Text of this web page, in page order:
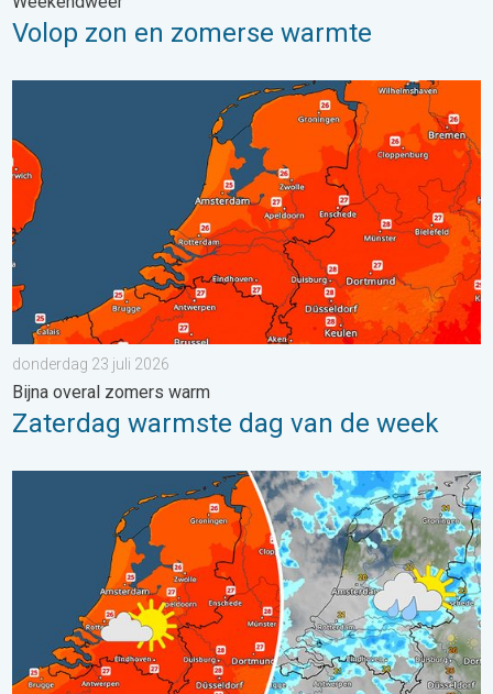
Volop zon en zomerse warmte
Zaterdag warmste dag van de week. Bijna overal zomers
donderdag 23 juli 2026
Bijna overal zomers warm
Zaterdag warmste dag van de week
Zomerse zaterdag, buiige zondag. Weekendweer. . . vrijdag